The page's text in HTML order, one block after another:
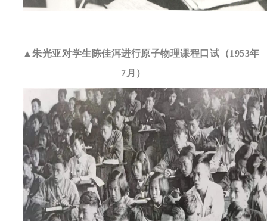
▲朱光亚对学生陈佳洱进行原子物理课程口试（1953年
7月）